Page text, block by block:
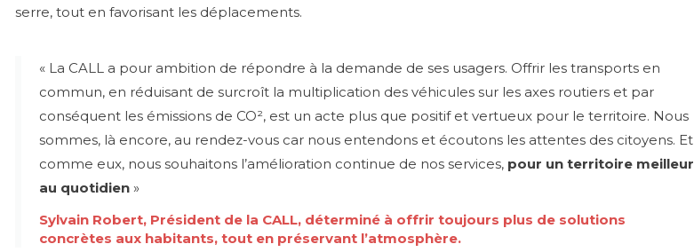
serre, tout en favorisant les déplacements.
« La CALL a pour ambition de répondre à la demande de ses usagers. Offrir les transports en
commun, en réduisant de surcroît la multiplication des véhicules sur les axes routiers et par
conséquent les émissions de CO², est un acte plus que positif et vertueux pour le territoire. Nous
sommes, là encore, au rendez-vous car nous entendons et écoutons les attentes des citoyens. Et
comme eux, nous souhaitons l’amélioration continue de nos services, pour un territoire meilleur
au quotidien »
Sylvain Robert, Président de la CALL, déterminé à offrir toujours plus de solutions
concrètes aux habitants, tout en préservant l’atmosphère.